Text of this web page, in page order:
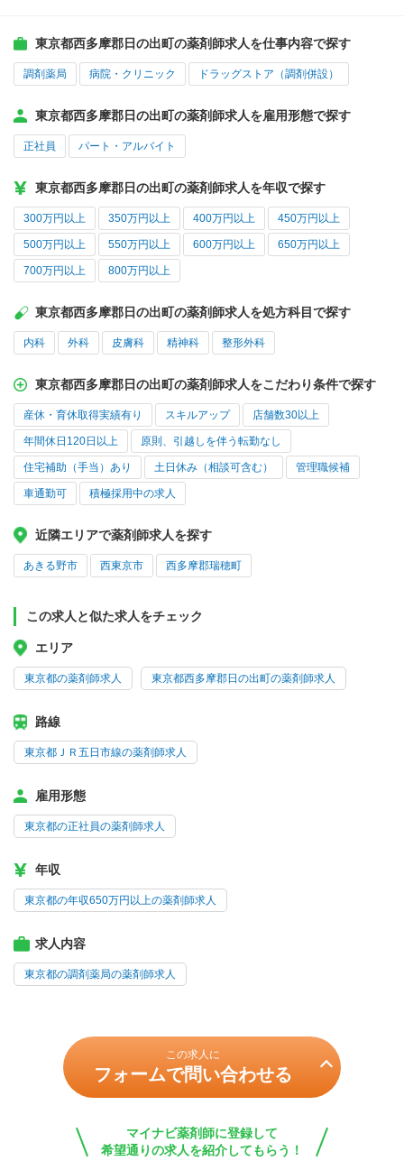
東京都西多摩郡日の出町の薬剤師求人を仕事内容で探す
調剤薬局 病院・クリニック ドラッグストア（調剤併設）
東京都西多摩郡日の出町の薬剤師求人を雇用形態で探す
正社員 パート・アルバイト
東京都西多摩郡日の出町の薬剤師求人を年収で探す
300万円以上 350万円以上 400万円以上 450万円以上
500万円以上 550万円以上 600万円以上 650万円以上
700万円以上 800万円以上
東京都西多摩郡日の出町の薬剤師求人を処方科目で探す
内科 外科 皮膚科 精神科 整形外科
東京都西多摩郡日の出町の薬剤師求人をこだわり条件で探す
産休・育休取得実績有り スキルアップ 店舗数30以上
年間休日120日以上 原則、引越しを伴う転勤なし
住宅補助（手当）あり 土日休み（相談可含む） 管理職候補
車通勤可 積極採用中の求人
近隣エリアで薬剤師求人を探す
あきる野市 西東京市 西多摩郡瑞穂町
この求人と似た求人をチェック
エリア
東京都の薬剤師求人 東京都西多摩郡日の出町の薬剤師求人
路線
東京都ＪＲ五日市線の薬剤師求人
雇用形態
東京都の正社員の薬剤師求人
年収
東京都の年収650万円以上の薬剤師求人
求人内容
東京都の調剤薬局の薬剤師求人
この求人に
フォームで問い合わせる
マイナビ薬剤師に登録して
希望通りの求人を紹介してもらう！